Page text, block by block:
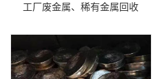
工厂废金属、稀有金属回收